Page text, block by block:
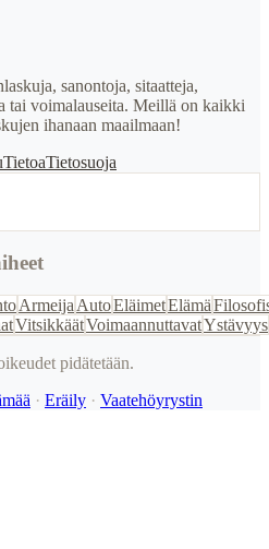
sanontoja, sitaatteja,
tai voimalauseita. Meillä on kaikki
ihanaan maailmaan!
TietoaTietosuoja
Armeija AutoEläimetElämä
VitsikkäätVoimaannuttavatYstävyys
pidätetään.
· Eräily · Vaatehöyrystin